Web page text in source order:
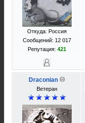
Откуда: Россия
Сообщений: 12 017
Репутация: 421
Draconian
Ветеран